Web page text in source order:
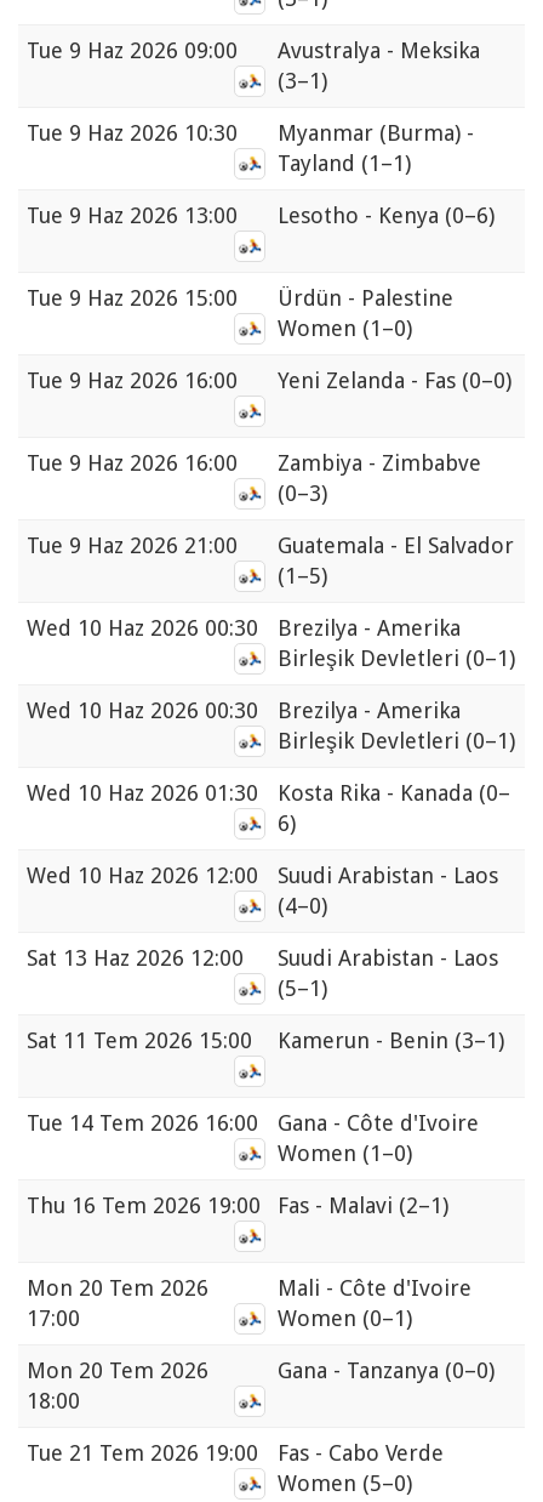
Tue 9 Haz 2026 09:00
Avustralya - Meksika
(3–1)
Tue 9 Haz 2026 10:30
Myanmar (Burma) -
Tayland (1–1)
Tue 9 Haz 2026 13:00 Lesotho - Kenya (0–6)
Tue 9 Haz 2026 15:00
Ürdün - Palestine
Women (1–0)
Tue 9 Haz 2026 16:00 Yeni Zelanda - Fas (0–0)
Tue 9 Haz 2026 16:00
Zambiya - Zimbabve
(0–3)
Tue 9 Haz 2026 21:00
Guatemala - El Salvador
(1–5)
Wed 10 Haz 2026 00:30
Brezilya - Amerika
Birleşik Devletleri (0–1)
Wed 10 Haz 2026 00:30
Brezilya - Amerika
Birleşik Devletleri (0–1)
Wed 10 Haz 2026 01:30 Kosta Rika - Kanada (0–
6)
Wed 10 Haz 2026 12:00
Suudi Arabistan - Laos
(4–0)
Sat 13 Haz 2026 12:00
Suudi Arabistan - Laos
(5–1)
Sat 11 Tem 2026 15:00 Kamerun - Benin (3–1)
Tue 14 Tem 2026 16:00
Gana - Côte d'Ivoire
Women (1–0)
Thu 16 Tem 2026 19:00 Fas - Malavi (2–1)
Mon 20 Tem 2026
17:00
Mali - Côte d'Ivoire
Women (0–1)
Mon 20 Tem 2026
18:00
Gana - Tanzanya (0–0)
Tue 21 Tem 2026 19:00
Fas - Cabo Verde
Women (5–0)